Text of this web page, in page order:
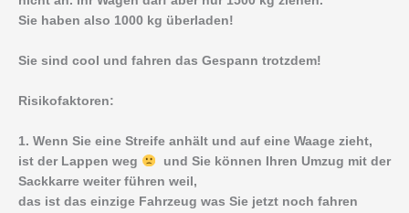
Sie haben also 1000 kg überladen!
Sie sind cool und fahren das Gespann trotzdem!
Risikofaktoren:
1. Wenn Sie eine Streife anhält und auf eine Waage zieht,
ist der Lappen weg
und Sie können Ihren Umzug mit der
Sackkarre weiter führen weil,
das ist das einzige Fahrzeug was Sie jetzt noch fahren